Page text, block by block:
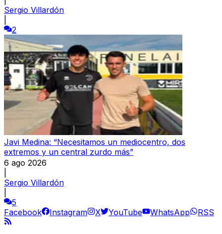
Sergio Villardón
2
Javi Medina: “Necesitamos un mediocentro, dos
extremos y un central zurdo más”
6 ago 2026
Sergio Villardón
5
Facebook
Instagram X YouTube WhatsApp RSS